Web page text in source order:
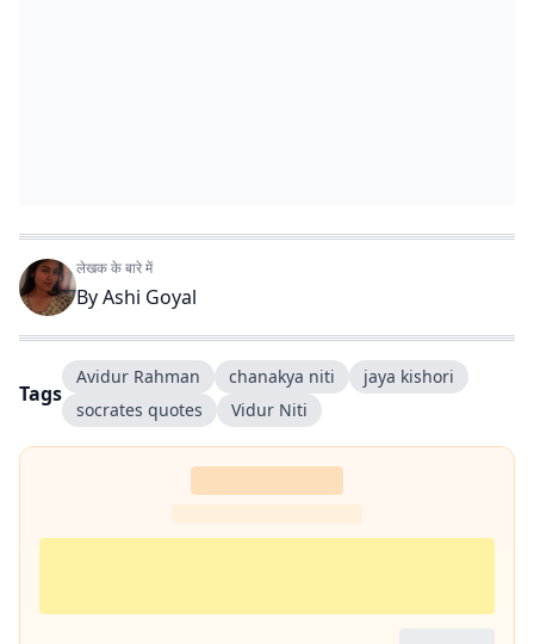
लेखक के बारे में
ByAshi Goyal
Tags
Avidur Rahman chanakya niti
jaya kishori
socrates quotes
Vidur Niti